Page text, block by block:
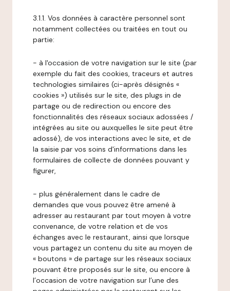
3.1.1. Vos données à caractère personnel sont
notamment collectées ou traitées en tout ou
partie:
- à l'occasion de votre navigation sur le site (par
exemple du fait des cookies, traceurs et autres
technologies similaires (ci-après désignés «
cookies ») utilisés sur le site, des plugs in de
partage ou de redirection ou encore des
fonctionnalités des réseaux sociaux adossées /
intégrées au site ou auxquelles le site peut être
adossé), de vos interactions avec le site, et de
la saisie par vos soins d'informations dans les
formulaires de collecte de données pouvant y
figurer,
- plus généralement dans le cadre de
demandes que vous pouvez être amené à
adresser au restaurant par tout moyen à votre
convenance, de votre relation et de vos
échanges avec le restaurant, ainsi que lorsque
vous partagez un contenu du site au moyen de
« boutons » de partage sur les réseaux sociaux
pouvant être proposés sur le site, ou encore à
l’occasion de votre navigation sur l’une des